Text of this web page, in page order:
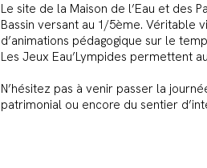
Le site de la Maison de l’Eau et des
Bassin versant au 1/5ème. Véritable
d’animations pédagogique sur le
Les Jeux Eau’Lympides permettent
N’hésitez pas à venir passer la
patrimonial ou encore du sentier